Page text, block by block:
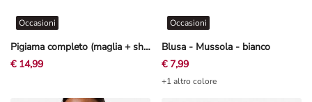
Pigiama completo (maglia + shorts) - Mussola - Bianco sporco
Occasioni
€ 14,99
Blusa - Mussola - bianco
Occasioni
€ 7,99
+1 altro colore